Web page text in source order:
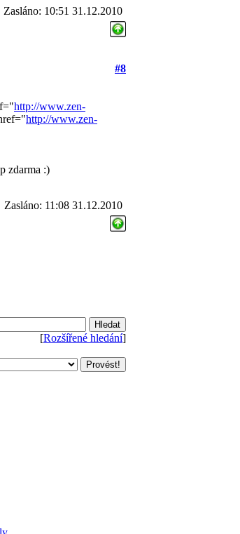
Zasláno: 10:51 31.12.2010
#8
http://www.zen-
http://www.zen-
zdarma :)
Zasláno: 11:08 31.12.2010
[Rozšířené hledání]